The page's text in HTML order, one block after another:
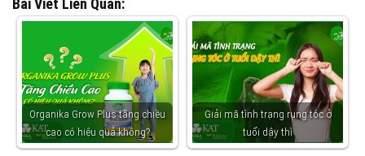
Bài Viết Liên Quan:
Organika Grow Plus tăng chiều
cao có hiệu quả không?
Giải mã tình trạng rụng tóc ở
tuổi dậy thì